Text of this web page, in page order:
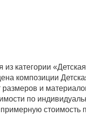
категории
композиции
и
по
стоимость